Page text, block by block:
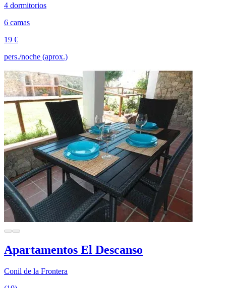
4 dormitorios
6 camas
19 €
pers./noche (aprox.)
Apartamentos El Descanso
Conil de la Frontera